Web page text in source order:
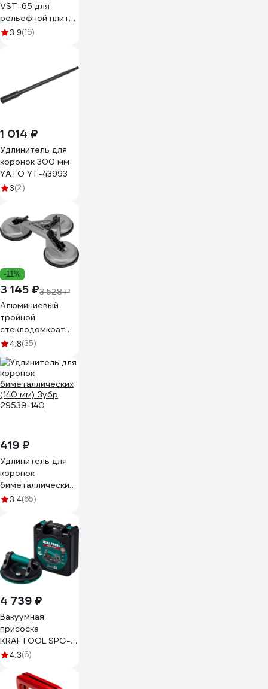
VST-65 для
рельефной плитки
с АВТО
3.9(16)
1 014 ₽
Удлинитель для
коронок 300 мм
YATO YT-43993
3(2)
-11%
3 145 ₽3 528 ₽
Алюминиевый
тройной
стеклодомкрат
MATRIX 875255
4.8(35)
419 ₽
Удлинитель для
коронок
биметаллических
(140 мм) Зубр
3.4(65)
4 739 ₽
Вакуумная
присоска
KRAFTOOL SPG-
200 d 200 мм
4.3(6)